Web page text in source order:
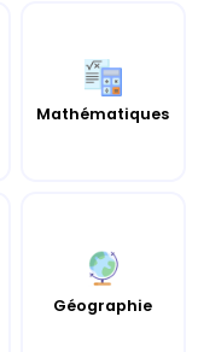
Mathématiques
Géographie